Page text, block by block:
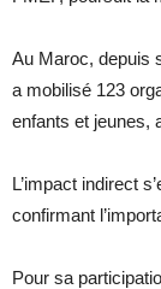
Au Maroc, depuis
a mobilisé 123
enfants et jeunes,
L’impact indirect
confirmant
Pour sa